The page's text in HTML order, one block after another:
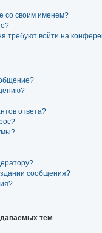
со своим именем?
требуют войти на
ответа?
сообщения?
тем